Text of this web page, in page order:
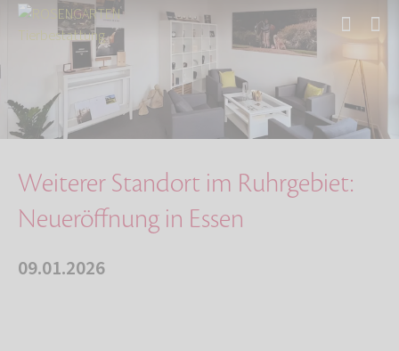
Über uns
Weiterer Standort im Ruhrgebiet: Neueröffnung…
Weiterer Standort im Ruhrgebiet:
Neueröffnung in Essen
09.01.2026